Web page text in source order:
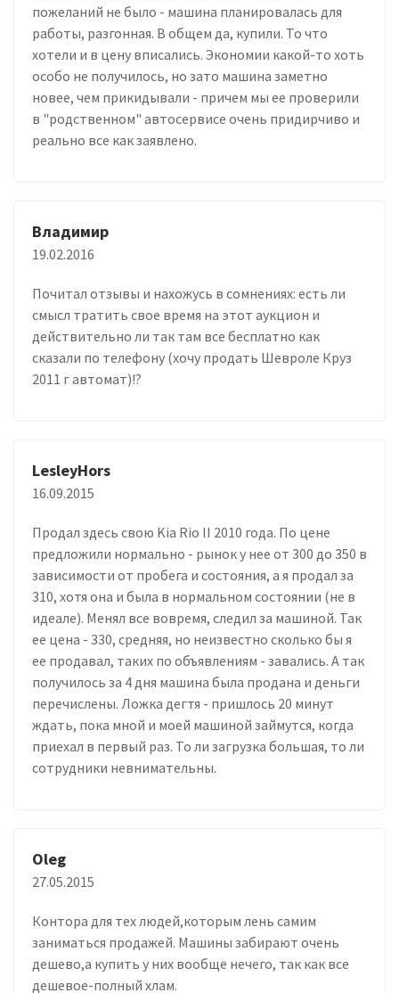
пожеланий не было - машина планировалась для
работы, разгонная. В общем да, купили. То что
хотели и в цену вписались. Экономии какой-то хоть
особо не получилось, но зато машина заметно
новее, чем прикидывали - причем мы ее проверили
в "родственном" автосервисе очень придирчиво и
реально все как заявлено.
Владимир
19.02.2016
Почитал отзывы и нахожусь в сомнениях: есть ли
смысл тратить свое время на этот аукцион и
действительно ли так там все бесплатно как
сказали по телефону (хочу продать Шевроле Круз
2011 г автомат)!?
LesleyHors
16.09.2015
Продал здесь свою Kia Rio II 2010 года. По цене
предложили нормально - рынок у нее от 300 до 350 в
зависимости от пробега и состояния, а я продал за
310, хотя она и была в нормальном состоянии (не в
идеале). Менял все вовремя, следил за машиной. Так
ее цена - 330, средняя, но неизвестно сколько бы я
ее продавал, таких по объявлениям - завались. А так
получилось за 4 дня машина была продана и деньги
перечислены. Ложка дегтя - пришлось 20 минут
ждать, пока мной и моей машиной займутся, когда
приехал в первый раз. То ли загрузка большая, то ли
сотрудники невнимательны.
Oleg
27.05.2015
Контора для тех людей,которым лень самим
заниматься продажей. Машины забирают очень
дешево,а купить у них вообще нечего, так как все
дешевое-полный хлам.